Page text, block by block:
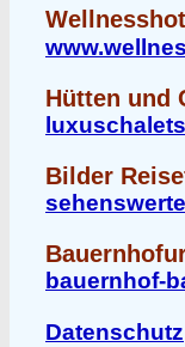
Hütten und
Bilder
bauernhof-
Datenschutz